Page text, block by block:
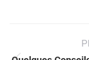
article